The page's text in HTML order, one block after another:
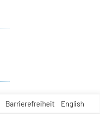
Barrierefreiheit English